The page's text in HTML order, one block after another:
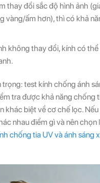
thay đổi sắc độ hình ảnh
vàng/ấm hơn), thì có khả
không thay đổi, kính có
trọng: test kính chống ánh
tra được khả năng chống
khác biệt về cơ chế lọc.
nhau điểm gì và nên chọn
chống tia UV và ánh sáng